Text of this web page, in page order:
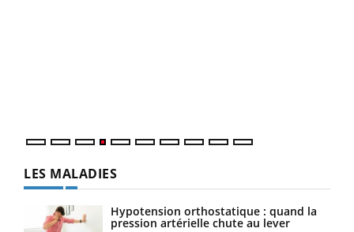
LES MALADIES
Hypotension orthostatique : quand la
pression artérielle chute au lever